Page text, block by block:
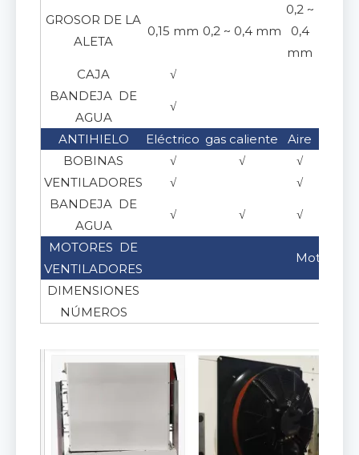
GROSOR DE LA
ALETA
0,15 mm 0,2 ~ 0,4 mm
0,2 ~
0,4
mm
CAJA √
BANDEJA DE
AGUA
√
ANTIHIELO Eléctrico gas caliente Aire
BOBINAS
√ √ √
VENTILADORES
√
√
BANDEJA DE
AGUA
√ √ √
MOTORES DE
VENTILADORES
Motores
DIMENSIONES
NÚMEROS